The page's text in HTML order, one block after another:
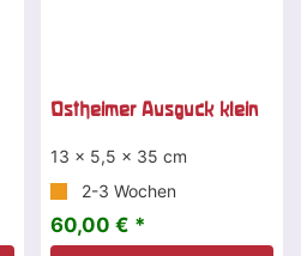
Ostheimer Ausguck klein
13 x 5,5 x 35 cm
2-3 Wochen
60,00 € *